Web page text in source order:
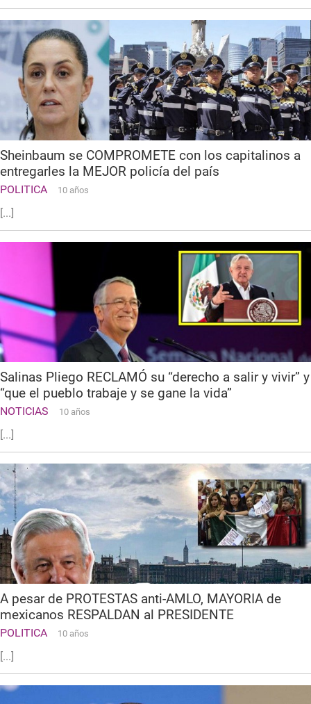
Sheinbaum se COMPROMETE con los capitalinos a
entregarles la MEJOR policía del país
POLITICA 10 años
[...]
Salinas Pliego RECLAMÓ su “derecho a salir y vivir” y
“que el pueblo trabaje y se gane la vida”
NOTICIAS 10 años
[...]
A pesar de PROTESTAS anti-AMLO, MAYORIA de
mexicanos RESPALDAN al PRESIDENTE
POLITICA 10 años
[...]